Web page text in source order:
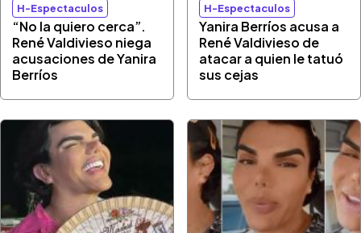
H-Espectaculos
“No la quiero cerca”.
René Valdivieso niega
acusaciones de Yanira
Berríos
H-Espectaculos
Yanira Berríos acusa a
René Valdivieso de
atacar a quien le tatuó
sus cejas